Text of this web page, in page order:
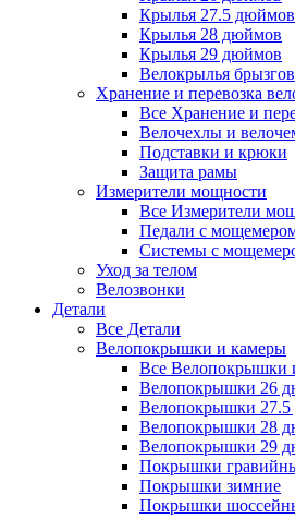
Крылья 27.5 дюймов
Крылья 28 дюймов
Крылья 29 дюймов
Велокрылья
Хранение и перевозка
Все Хранение и
Велочехлы и
Подставки и крюки
Защита рамы
Измерители мощности
Все Измерители
Педали с
Системы с
Уход за телом
Велозвонки
Детали
Все Детали
Велопокрышки и камеры
Все Велопокрышки
Велопокрышки 26
Велопокрышки
Велопокрышки 28
Велопокрышки 29
Покрышки
Покрышки зимние
Покрышки